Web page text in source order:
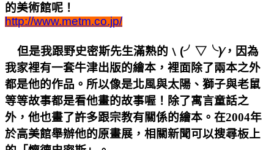
的美術館呢！
http://www.metm.co.jp/
但是我跟野史密斯先生滿熟的 ﹨(╯▽╰)∕， 因為
我家裡有一套牛津出版的繪本，裡面除了兩本之外
都是他的作品。所以像是北風與太陽、獅子與老鼠
等等故事都是看他畫的故事喔！除了寓言童話之
外，他也畫了許多跟宗教有關係的繪本。在2004年
於高美館舉辦他的原畫展，相關新聞可以搜尋板上